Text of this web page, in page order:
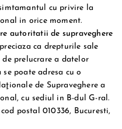
cu privire la
in orice moment.
autoritatii de supraveghere
ca drepturile sale
prelucrare a datelor
poate adresa cu o
de Supraveghere a
cu sediul in B-dul G-ral.
postal 010336, Bucuresti,